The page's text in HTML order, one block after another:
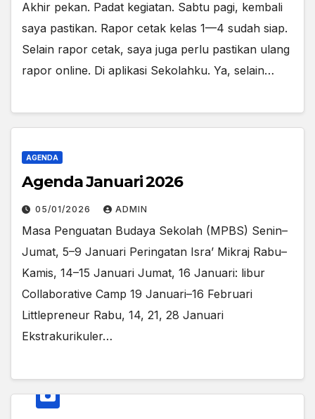
Akhir pekan. Padat kegiatan. Sabtu pagi, kembali
saya pastikan. Rapor cetak kelas 1—4 sudah siap.
Selain rapor cetak, saya juga perlu pastikan ulang
rapor online. Di aplikasi Sekolahku. Ya, selain…
AGENDA
Agenda Januari 2026
05/01/2026 ADMIN
Masa Penguatan Budaya Sekolah (MPBS) Senin–
Jumat, 5–9 Januari Peringatan Isra’ Mikraj Rabu–
Kamis, 14–15 Januari Jumat, 16 Januari: libur
Collaborative Camp 19 Januari–16 Februari
Littlepreneur Rabu, 14, 21, 28 Januari
Ekstrakurikuler…